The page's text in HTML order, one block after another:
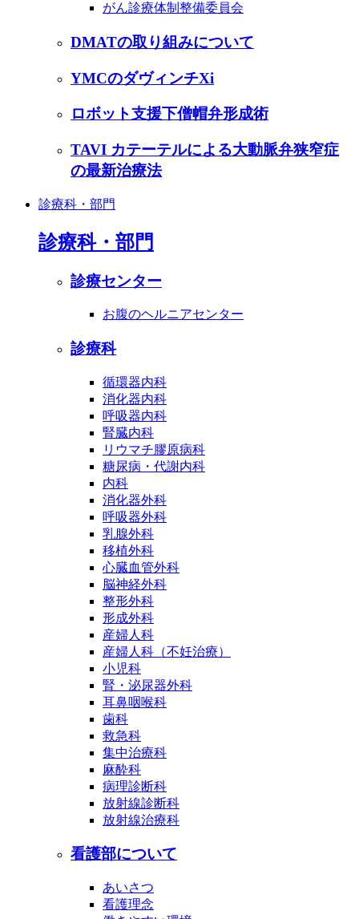
がん診療体制整備委員会
DMATの取り組みについて
YMCのダヴィンチXi
ロボット支援下僧帽弁形成術
TAVI カテーテルによる大動脈弁狭窄症
の最新治療法
診療科・部門
診療科・部門
診療センター
お腹のヘルニアセンター
診療科
循環器内科
消化器内科
呼吸器内科
腎臓内科
リウマチ膠原病科
糖尿病・代謝内科
内科
消化器外科
呼吸器外科
乳腺外科
移植外科
心臓血管外科
脳神経外科
整形外科
形成外科
産婦人科
産婦人科（不妊治療）
小児科
腎・泌尿器外科
耳鼻咽喉科
歯科
救急科
集中治療科
麻酔科
病理診断科
放射線診断科
放射線治療科
看護部について
あいさつ
看護理念